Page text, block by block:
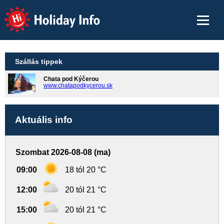
Holiday Info
Szállás tippek
Chata pod Kýčerou
www.chatapodkycerou.sk
Aktuális info
Szombat 2026-08-08 (ma)
09:00 18 tól 20 °C
12:00 20 tól 21 °C
15:00 20 tól 21 °C